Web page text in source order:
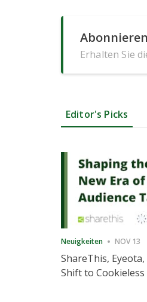
Erhalten Sie
Editor's Picks
Neuigkeiten NOV 13
ShareThis,
Shift to Cookieless